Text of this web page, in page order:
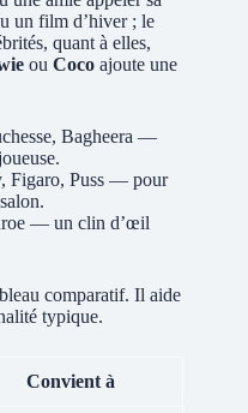
un film d’hiver ; le
quant à elles,
ou Coco ajoute une
Bagheera —
Figaro, Puss — pour
— un clin d’œil
comparatif. Il aide
typique.
Convient à